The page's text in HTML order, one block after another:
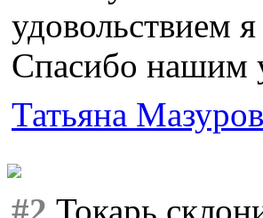
удовольствием
Спасибо нашим
Татьяна
#2 Токарь